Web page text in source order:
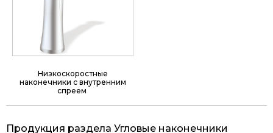
Низкоскоростные
наконечники с внутренним
спреем
Продукция раздела Угловые наконечники